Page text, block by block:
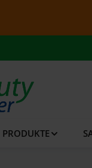
PRODUKTE